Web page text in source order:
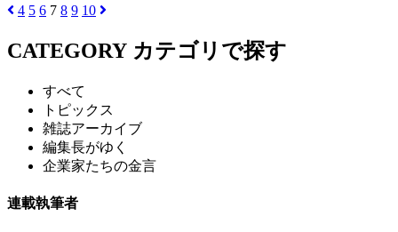
4 5 6 7 8 9 10
CATEGORY カテゴリで探す
すべて
トピックス
雑誌アーカイブ
編集長がゆく
企業家たちの金言
連載執筆者